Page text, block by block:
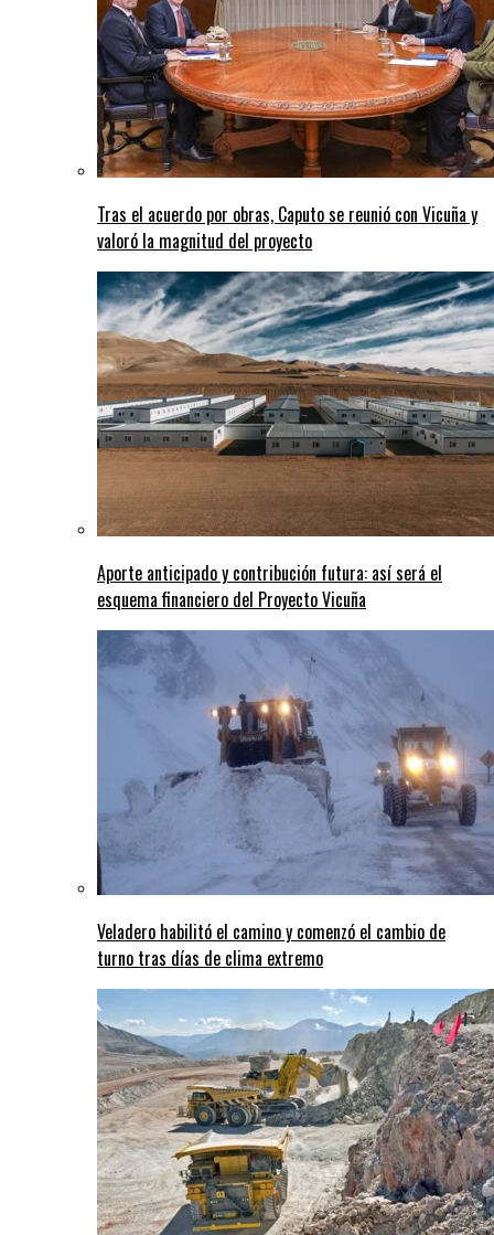
Tras el acuerdo por obras, Caputo se reunió con Vicuña y
valoró la magnitud del proyecto
Aporte anticipado y contribución futura: así será el
esquema financiero del Proyecto Vicuña
Veladero habilitó el camino y comenzó el cambio de
turno tras días de clima extremo